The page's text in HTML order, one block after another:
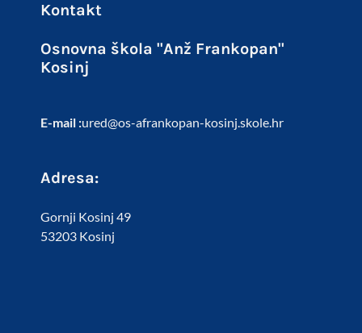
Kontakt
Osnovna škola "Anž Frankopan"
Kosinj
E-mail :ured@os-afrankopan-kosinj.skole.hr
Adresa:
Gornji Kosinj 49
53203 Kosinj